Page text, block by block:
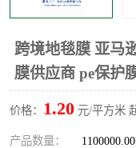
跨境地毯膜 亚马
膜供应商 pe保护
价格： 1.20 元/平方米
产品数量：
不锈钢板保护膜